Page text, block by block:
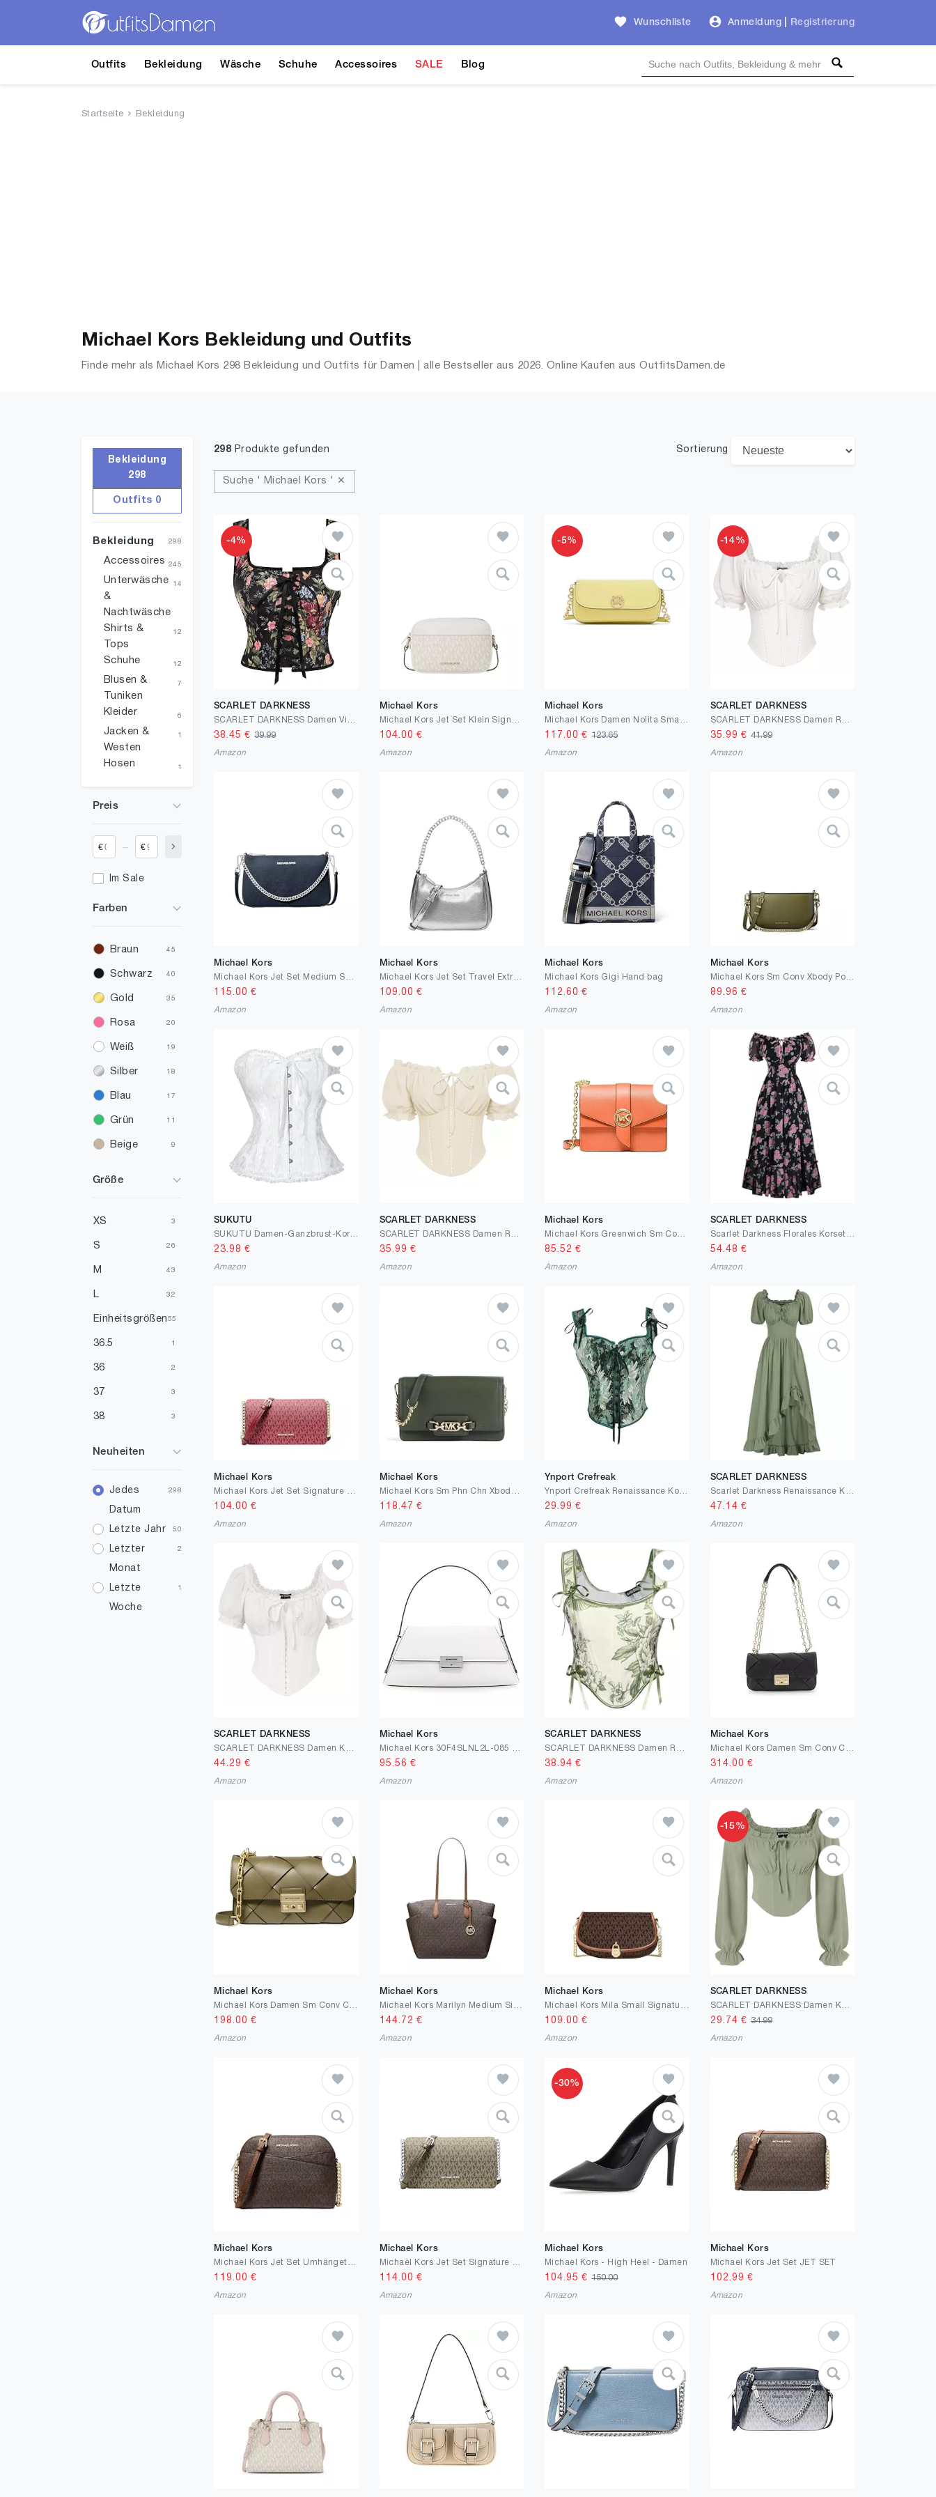
Wunschliste Anmeldung Registrierung
Outfits Bekleidung Wäsche Schuhe Accessoires SALE Blog
Startseite Bekleidung
Michael Kors Bekleidung und Outfits
Finde mehr als Michael Kors 298 Bekleidung und Outfits für Damen | alle Bestseller aus 2026. Online Kaufen aus OutfitsDamen.de
Bekleidung
298
Outfits 0
Bekleidung 298
Accessoires 245
Unterwäsche
&
Nachtwäsche
14
Shirts &
Tops
12
Schuhe 12
Blusen &
Tuniken
7
Kleider 6
Jacken &
Westen
1
Hosen 1
Preis
€ €
Im Sale
Farben
Braun 45
Schwarz 40
Gold 35
Rosa 20
Weiß 19
Silber 18
Blau 17
Grün 11
Beige 9
8
4
3
2
Größe
XS 3
S 26
M 43
L 32
Einheitsgrößen 55
36.5 1
36 2
37 3
38 3
42 1
54
Neuheiten
Jedes
Datum
298
Letzte Jahr 50
Letzter
Monat
2
Letzte
Woche
1
298 Produkte gefunden Sortierung
Suche ' Michael Kors ' ✕
-4%
SCARLET DARKNESS
38.45 €39.99
Amazon
Michael Kors
104.00 €
Amazon
-5%
Michael Kors
117.00 €123.65
Amazon
-14%
SCARLET DARKNESS
35.99 € 41.99
Amazon
Michael Kors
115.00 €
Amazon
Michael Kors
Michael Kors Jet Set Travel Extra-Small Metallic Convertible Crossbody Silver
109.00 €
Amazon
Michael Kors
Michael Kors Gigi Hand bag
112.60 €
Amazon
Michael Kors
89.96 €
Amazon
SUKUTU
SUKUTU Damen-Ganzbrust-Korsett mit Spitzenverzierung Figurformendes Oberteil im Gothic-Retro-Stil mit Frontverschluss und taillierender Unterwäsche.
23.98 €
Amazon
SCARLET DARKNESS
35.99 €
Amazon
Michael Kors
85.52 €
Amazon
SCARLET DARKNESS
54.48 €
Amazon
Michael Kors
104.00 €
Amazon
Michael Kors
118.47 €
Amazon
Ynport Crefreak
29.99 €
Amazon
SCARLET DARKNESS
47.14 €
Amazon
SCARLET DARKNESS
44.29 €
Amazon
Michael Kors
95.56 €
Amazon
SCARLET DARKNESS
38.94 €
Amazon
Michael Kors
314.00 €
Amazon
Michael Kors
198.00 €
Amazon
Michael Kors
144.72 €
Amazon
Michael Kors
109.00 €
Amazon
-15%
SCARLET DARKNESS
29.74 € 34.99
Amazon
Michael Kors
119.00 €
Amazon
Michael Kors
114.00 €
Amazon
-30%
Michael Kors
Michael Kors - High Heel - Damen
104.95 €150.00
Amazon
Michael Kors
Michael Kors Jet Set JET SET
102.99 €
Amazon